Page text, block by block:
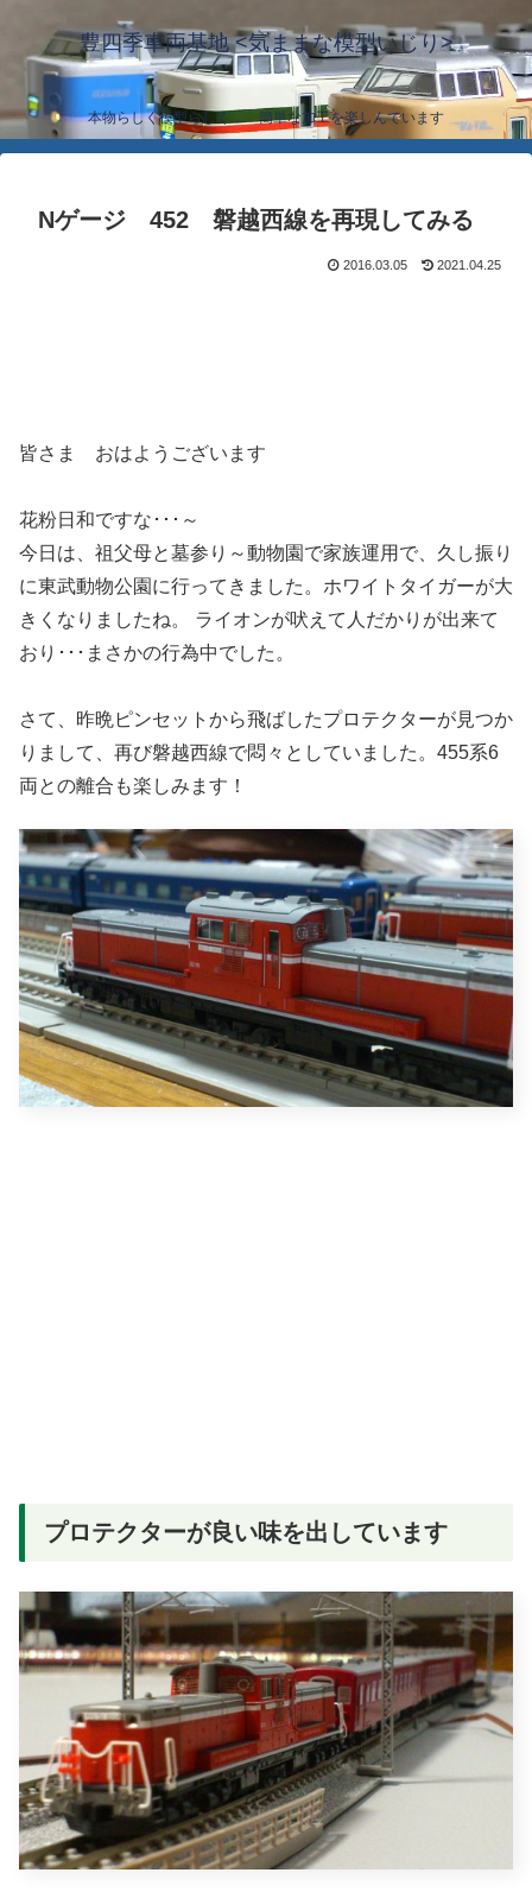
豊四季車両基地 <気ままな模型いじり>
本物らしく模型らしく… 簡単な加工を楽しんでいます
Nゲージ 452 磐越西線を再現してみる
2016.03.05 2021.04.25
皆さま おはようございます
花粉日和ですな･･･～
今日は、祖父母と墓参り～動物園で家族運用で、久し振り
に東武動物公園に行ってきました。ホワイトタイガーが大
きくなりましたね。 ライオンが吠えて人だかりが出来て
おり･･･まさかの行為中でした。
さて、昨晩ピンセットから飛ばしたプロテクターが見つか
りまして、再び磐越西線で悶々としていました。455系6
両との離合も楽しみます！
プロテクターが良い味を出しています